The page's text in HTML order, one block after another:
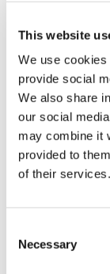
This website
We use
provide social
We also share
our social
may combine it
provided to
of their services.
Selection
Necessary
Duração:
Desfrute
inspirado
Veja locais
Ouça os
sueca